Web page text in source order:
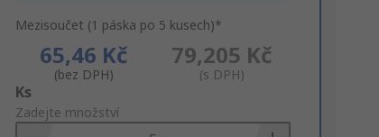
Mezisoučet (1 páska po 5 kusech)*
65,46 Kč
(bez DPH)
79,205 Kč
(s DPH)
Add
to
Ks
Zadejte množství